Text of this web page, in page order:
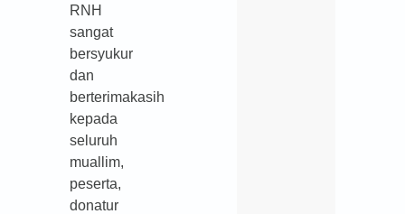
RNH
sangat
bersyukur
dan
berterimakasih
kepada
seluruh
muallim,
peserta,
donatur